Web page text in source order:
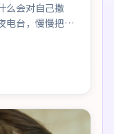
么会对自己撒
电台，慢慢把听